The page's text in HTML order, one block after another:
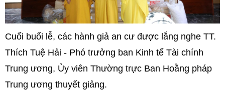
Cuối buổi lễ, các hành giả an cư được lắng nghe TT.
Thích Tuệ Hải - Phó trưởng ban Kinh tế Tài chính
Trung ương, Ủy viên Thường trực Ban Hoằng pháp
Trung ương thuyết giảng.